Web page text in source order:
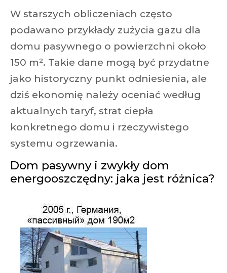
W starszych obliczeniach często
podawano przykłady zużycia gazu dla
domu pasywnego o powierzchni około
150 m². Takie dane mogą być przydatne
jako historyczny punkt odniesienia, ale
dziś ekonomię należy oceniać według
aktualnych taryf, strat ciepła
konkretnego domu i rzeczywistego
systemu ogrzewania.
Dom pasywny i zwykły dom
energooszczędny: jaka jest różnica?